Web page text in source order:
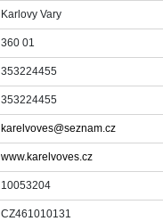
Karlovy Vary
360 01
353224455
353224455
karelvoves@seznam.cz
www.karelvoves.cz
10053204
CZ461010131